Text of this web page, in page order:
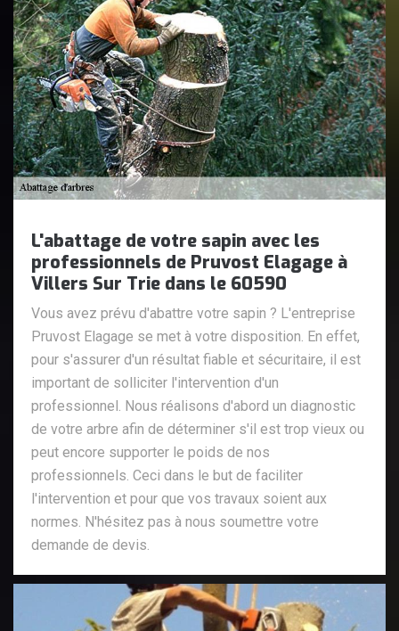
L'abattage de votre sapin avec les
professionnels de Pruvost Elagage à
Villers Sur Trie dans le 60590
Vous avez prévu d'abattre votre sapin ? L'entreprise
Pruvost Elagage se met à votre disposition. En effet,
pour s'assurer d'un résultat fiable et sécuritaire, il est
important de solliciter l'intervention d'un
professionnel. Nous réalisons d'abord un diagnostic
de votre arbre afin de déterminer s'il est trop vieux ou
peut encore supporter le poids de nos
professionnels. Ceci dans le but de faciliter
l'intervention et pour que vos travaux soient aux
normes. N'hésitez pas à nous soumettre votre
demande de devis.